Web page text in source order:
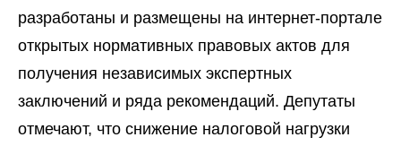
разработаны и размещены на интернет-портале
открытых нормативных правовых актов для
получения независимых экспертных
заключений и ряда рекомендаций. Депутаты
отмечают, что снижение налоговой нагрузки